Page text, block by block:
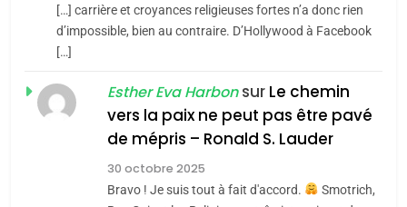
JUDAISME
Maroc : Les amandes de
Tafraout, le miel de Tadla
Azilal consacrés produits
du terroir
DAFINA MAROC
[…] carrière et croyances religieuses fortes n’a donc rien
d’impossible, bien au contraire. D’Hollywood à Facebook
[…]
Esther Eva Harbonsur Le chemin
vers la paix ne peut pas être pavé
de mépris – Ronald S. Lauder
30 octobre 2025
Bravo ! Je suis tout à fait d'accord.
Smotrich,
Tout sur la Nostalgie
Accords d’Isaac: l’alliance
pourrait s’étendre à 13 pays